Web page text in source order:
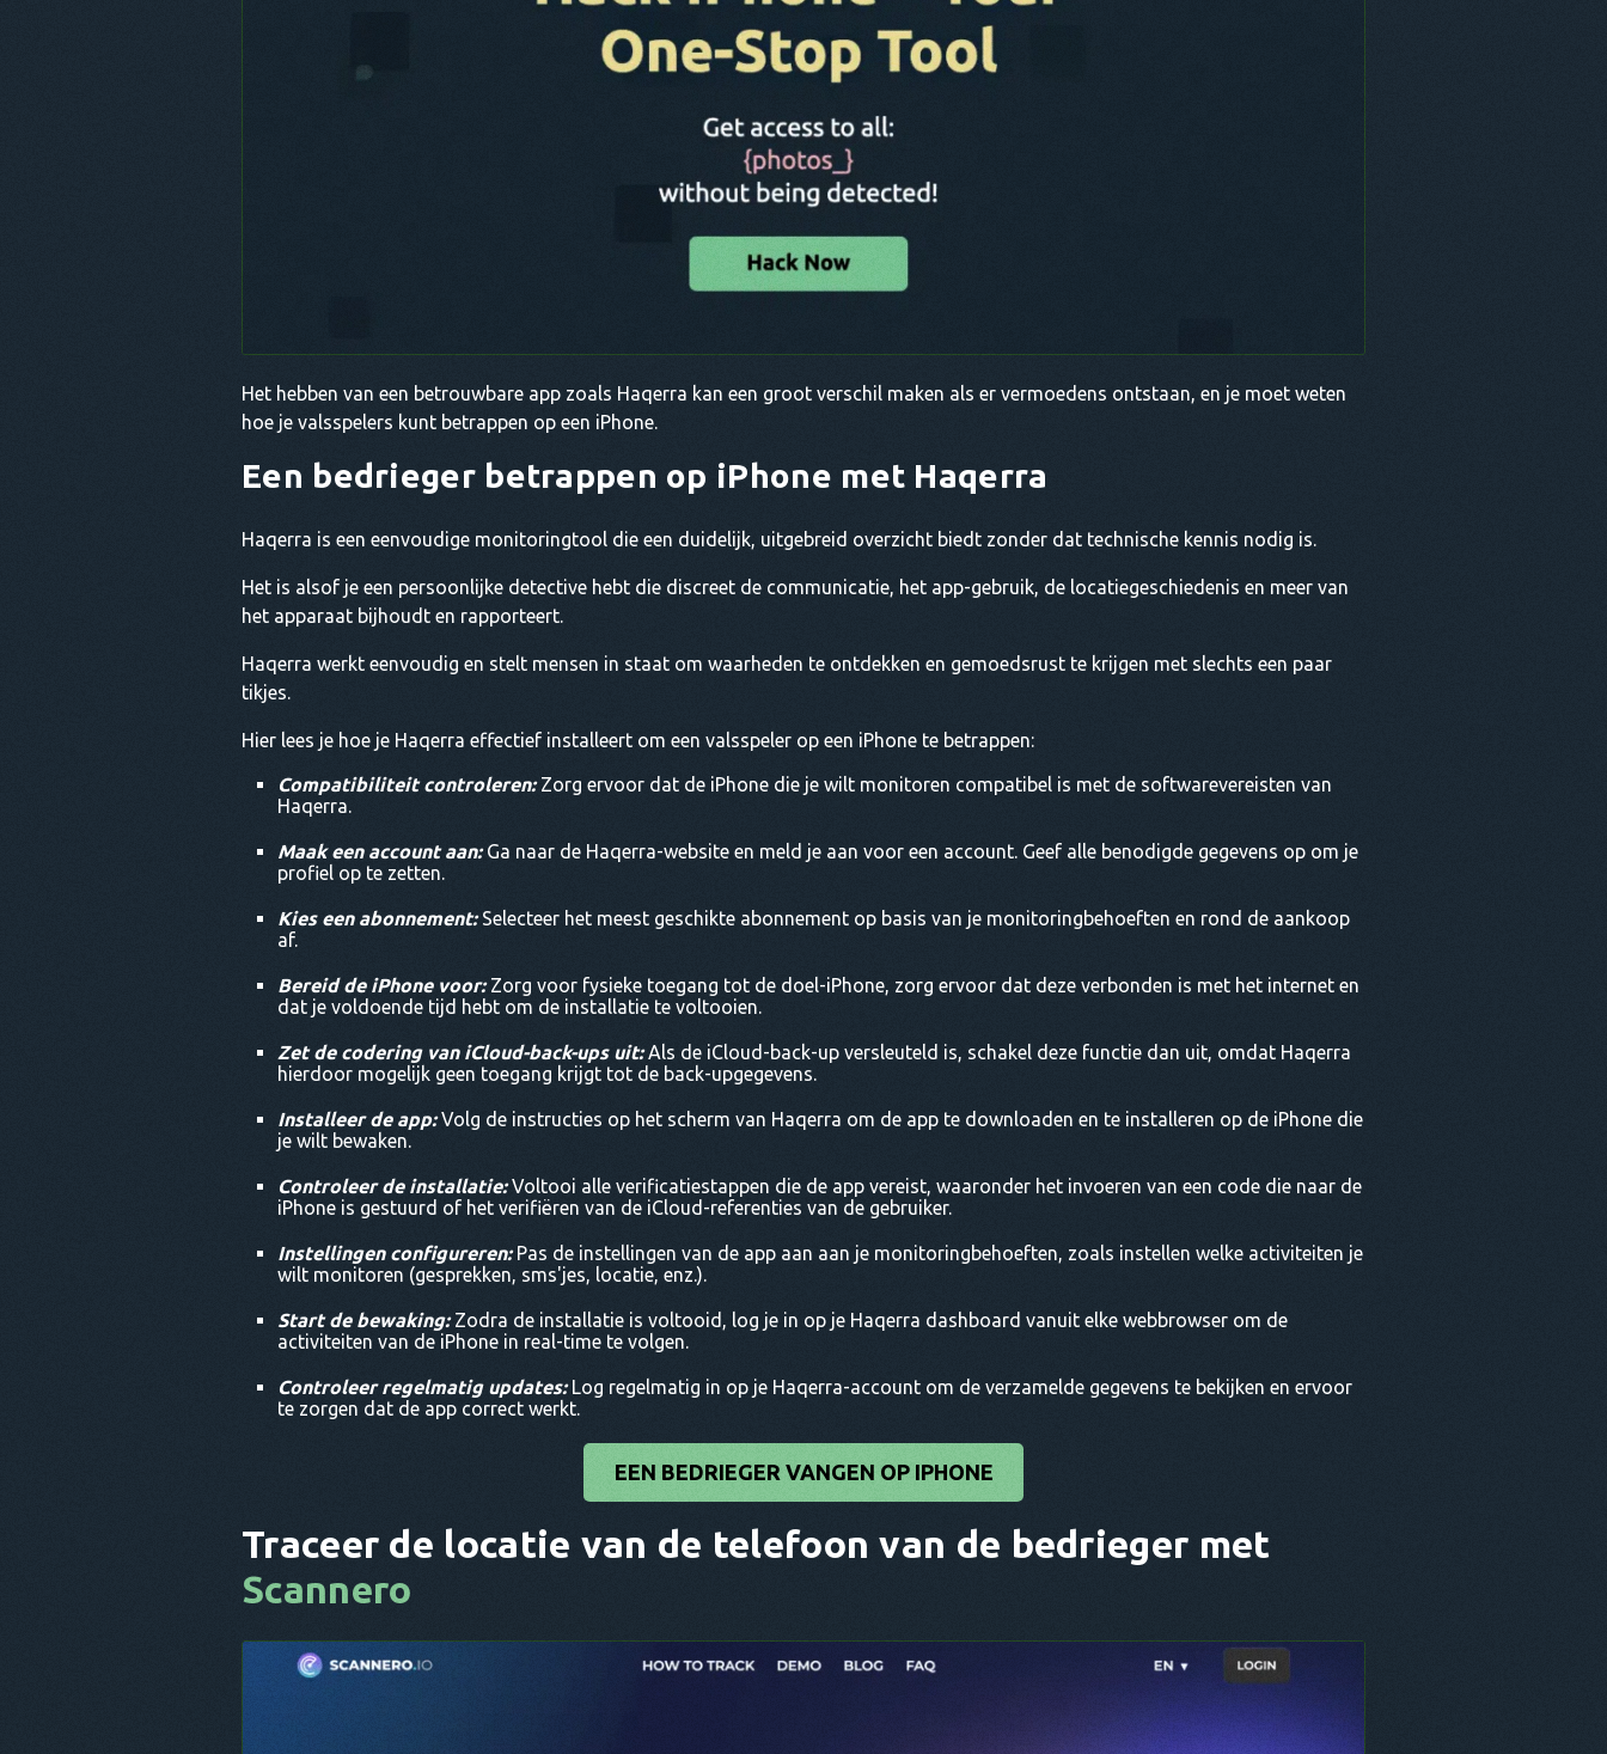
Het hebben van een betrouwbare app zoals Haqerra kan een groot verschil maken als er vermoedens ontstaan, en je moet weten
hoe je valsspelers kunt betrappen op een iPhone.
Een bedrieger betrappen op iPhone met Haqerra
Haqerra is een eenvoudige monitoringtool die een duidelijk, uitgebreid overzicht biedt zonder dat technische kennis nodig is.
Het is alsof je een persoonlijke detective hebt die discreet de communicatie, het app-gebruik, de locatiegeschiedenis en meer van
het apparaat bijhoudt en rapporteert.
Haqerra werkt eenvoudig en stelt mensen in staat om waarheden te ontdekken en gemoedsrust te krijgen met slechts een paar
tikjes.
Hier lees je hoe je Haqerra effectief installeert om een valsspeler op een iPhone te betrappen:
Compatibiliteit controleren:Zorg ervoor dat de iPhone die je wilt monitoren compatibel is met de softwarevereisten van
Haqerra.
Maak een account aan:Ga naar de Haqerra-website en meld je aan voor een account. Geef alle benodigde gegevens op om je
profiel op te zetten.
Kies een abonnement:Selecteer het meest geschikte abonnement op basis van je monitoringbehoeften en rond de aankoop
af.
Bereid de iPhone voor:Zorg voor fysieke toegang tot de doel-iPhone, zorg ervoor dat deze verbonden is met het internet en
dat je voldoende tijd hebt om de installatie te voltooien.
Zet de codering van iCloud-back-ups uit:Als de iCloud-back-up versleuteld is, schakel deze functie dan uit, omdat Haqerra
hierdoor mogelijk geen toegang krijgt tot de back-upgegevens.
Installeer de app:Volg de instructies op het scherm van Haqerra om de app te downloaden en te installeren op de iPhone die
je wilt bewaken.
Controleer de installatie:Voltooi alle verificatiestappen die de app vereist, waaronder het invoeren van een code die naar de
iPhone is gestuurd of het verifiëren van de iCloud-referenties van de gebruiker.
Instellingen configureren:Pas de instellingen van de app aan aan je monitoringbehoeften, zoals instellen welke activiteiten je
wilt monitoren (gesprekken, sms'jes, locatie, enz.).
Start de bewaking:Zodra de installatie is voltooid, log je in op je Haqerra dashboard vanuit elke webbrowser om de
activiteiten van de iPhone in real-time te volgen.
Controleer regelmatig updates:Log regelmatig in op je Haqerra-account om de verzamelde gegevens te bekijken en ervoor
te zorgen dat de app correct werkt.
EEN BEDRIEGER VANGEN OP IPHONE
Traceer de locatie van de telefoon van de bedrieger met
Scannero